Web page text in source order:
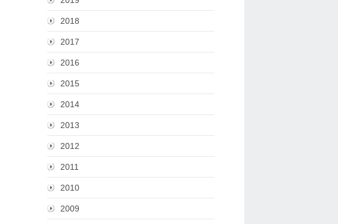
2018
2017
2016
2015
2014
2013
2012
2011
2010
2009